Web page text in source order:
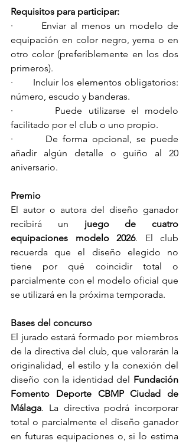
Requisitos para participar:
·       Enviar al menos un modelo de
equipación en color negro, yema o en
otro color (preferiblemente en los dos
primeros).
·       Incluir los elementos obligatorios:
número, escudo y banderas.
·       Puede utilizarse el modelo
facilitado por el club o uno propio.
·       De forma opcional, se puede
añadir algún detalle o guiño al 20
aniversario.
Premio
El autor o autora del diseño ganador
recibirá un juego de cuatro
equipaciones modelo 2026. El club
recuerda que el diseño elegido no
tiene por qué coincidir total o
parcialmente con el modelo oficial que
se utilizará en la próxima temporada.
Bases del concurso
El jurado estará formado por miembros
de la directiva del club, que valorarán la
originalidad, el estilo y la conexión del
diseño con la identidad del Fundación
Fomento Deporte CBMP Ciudad de
Málaga. La directiva podrá incorporar
total o parcialmente el diseño ganador
en futuras equipaciones o, si lo estima